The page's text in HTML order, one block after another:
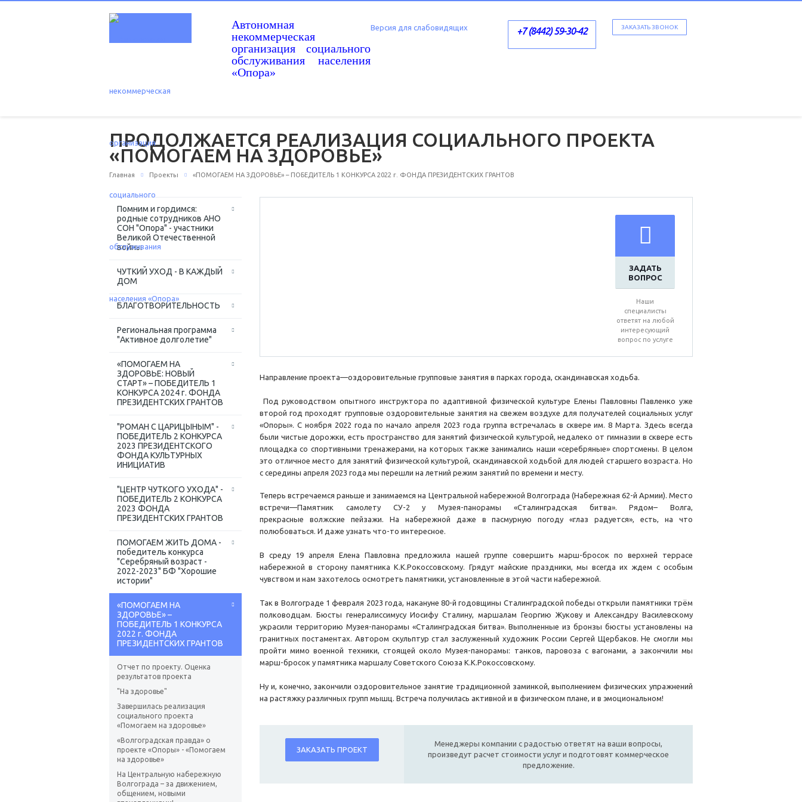
Автономная
некоммерческая
организация социального
обслуживания населения
«Опора»
ЗАКАЗАТЬ ЗВОНОК
+7 (8442) 59-30-42
Версия для слабовидящих
ПРОДОЛЖАЕТСЯ РЕАЛИЗАЦИЯ СОЦИАЛЬНОГО ПРОЕКТА
«ПОМОГАЕМ НА ЗДОРОВЬЕ»
Главная Проекты «ПОМОГАЕМ НА ЗДОРОВЬЕ» – ПОБЕДИТЕЛЬ 1 КОНКУРСА 2022 г. ФОНДА ПРЕЗИДЕНТСКИХ ГРАНТОВ
Помним и гордимся:
родные сотрудников АНО
СОН "Опора" - участники
Великой Отечественной
войны
ЧУТКИЙ УХОД - В КАЖДЫЙ
ДОМ
БЛАГОТВОРИТЕЛЬНОСТЬ
Региональная программа
"Активное долголетие"
«ПОМОГАЕМ НА
ЗДОРОВЬЕ: НОВЫЙ
СТАРТ» – ПОБЕДИТЕЛЬ 1
КОНКУРСА 2024 г. ФОНДА
ПРЕЗИДЕНТСКИХ ГРАНТОВ
"РОМАН С ЦАРИЦЫНЫМ" -
ПОБЕДИТЕЛЬ 2 КОНКУРСА
2023 ПРЕЗИДЕНТСКОГО
ФОНДА КУЛЬТУРНЫХ
ИНИЦИАТИВ
"ЦЕНТР ЧУТКОГО УХОДА" -
ПОБЕДИТЕЛЬ 2 КОНКУРСА
2023 ФОНДА
ПРЕЗИДЕНТСКИХ ГРАНТОВ
ПОМОГАЕМ ЖИТЬ ДОМА -
победитель конкурса
"Серебряный возраст -
2022-2023" БФ "Хорошие
истории"
«ПОМОГАЕМ НА
ЗДОРОВЬЕ» –
ПОБЕДИТЕЛЬ 1 КОНКУРСА
2022 г. ФОНДА
ПРЕЗИДЕНТСКИХ ГРАНТОВ
Отчет по проекту. Оценка
результатов проекта
"На здоровье"
Завершилась реализация
социального проекта
«Помогаем на здоровье»
«Волгоградская правда» о
проекте «Опоры» - «Помогаем
на здоровье»
На Центральную набережную
Волгограда – за движением,
общением, новыми
ЗАДАТЬ
ВОПРОС
Наши
специалисты
ответят на любой
интересующий
вопрос по услуге
Направление проекта—оздоровительные групповые занятия в парках города, скандинавская ходьба.
Под руководством опытного инструктора по адаптивной физической культуре Елены Павловны Павленко уже
второй год проходят групповые оздоровительные занятия на свежем воздухе для получателей социальных услуг
«Опоры». С ноября 2022 года по начало апреля 2023 года группа встречалась в сквере им. 8 Марта. Здесь всегда
были чистые дорожки, есть пространство для занятий физической культурой, недалеко от гимназии в сквере есть
площадка со спортивными тренажерами, на которых также занимались наши «серебряные» спортсмены. В целом
это отличное место для занятий физической культурой, скандинавской ходьбой для людей старшего возраста. Но
с середины апреля 2023 года мы перешли на летний режим занятий по времени и месту.
Теперь встречаемся раньше и занимаемся на Центральной набережной Волгограда (Набережная 62-й Армии). Место
встречи—Памятник самолету СУ-2 у Музея-панорамы «Сталинградская битва». Рядом– Волга,
прекрасные волжские пейзажи. На набережной даже в пасмурную погоду «глаз радуется», есть, на что
полюбоваться. И даже узнать что-то интересное.
В среду 19 апреля Елена Павловна предложила нашей группе совершить марш-бросок по верхней террасе
набережной в сторону памятника К.К.Рокоссовскому. Грядут майские праздники, мы всегда их ждем с особым
чувством и нам захотелось осмотреть памятники, установленные в этой части набережной.
Так в Волгограде 1 февраля 2023 года, накануне 80-й годовщины Сталинградской победы открыли памятники трём
полководцам. Бюсты генералиссимусу Иосифу Сталину, маршалам Георгию Жукову и Александру Василевскому
украсили территорию Музея-панорамы «Сталинградская битва». Выполненные из бронзы бюсты установлены на
гранитных постаментах. Автором скульптур стал заслуженный художник России Сергей Щербаков. Не смогли мы
пройти мимо военной техники, стоящей около Музея-панорамы: танков, паровоза с вагонами, а закончили мы
марш-бросок у памятника маршалу Советского Союза К.К.Рокоссовскому.
Ну и, конечно, закончили оздоровительное занятие традиционной заминкой, выполнением физических упражнений
на растяжку различных групп мышц. Встреча получилась активной и в физическом плане, и в эмоциональном!
ЗАКАЗАТЬ ПРОЕКТ
Менеджеры компании с радостью ответят на ваши вопросы,
произведут расчет стоимости услуг и подготовят коммерческое
предложение.